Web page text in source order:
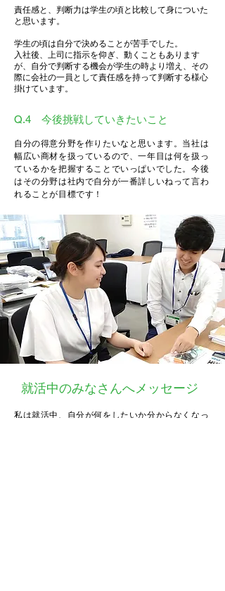
責任感と、判断力は学生の頃と比較して身についた
と思います。
学生の頃は自分で決めることが苦手でした。
入社後、上司に指示を仰ぎ、動くこともあります
が、自分で判断する機会が学生の時より増え、その
際に会社の一員として責任感を持って判断する様心
掛けています。
Q.4 今後挑戦していきたいこと
自分の得意分野を作りたいなと思います。当社は
幅広い商材を扱っているので、一年目は何を扱っ
ているかを把握することでいっぱいでした。今後
はその分野は社内で自分が一番詳しいねって言わ
れることが目標です！
就活中のみなさんへメッセージ
私は就活中、自分が何をしたいか分からなくなっ